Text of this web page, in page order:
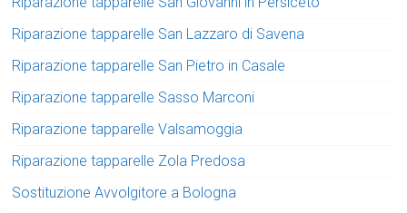
Riparazione tapparelle San Lazzaro di Savena
Riparazione tapparelle San Pietro in Casale
Riparazione tapparelle Sasso Marconi
Riparazione tapparelle Valsamoggia
Riparazione tapparelle Zola Predosa
Sostituzione Avvolgitore a Bologna